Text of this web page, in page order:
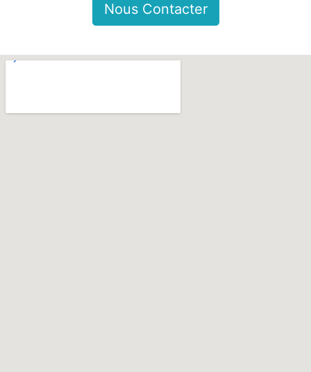
Nous Contacter